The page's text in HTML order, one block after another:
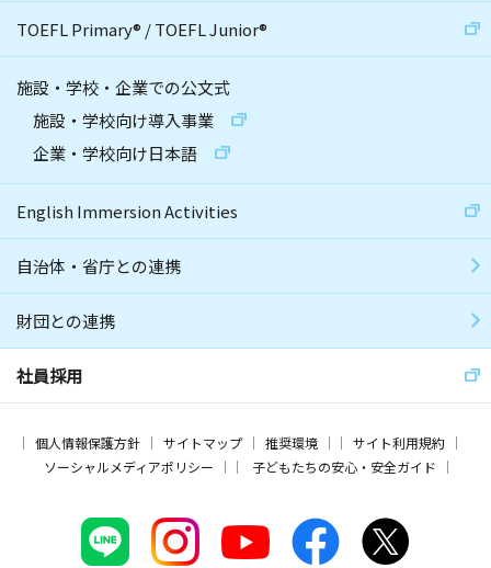
TOEFL Primary® /TOEFL Junior®
施設・学校・企業での公文式
施設・学校向け導入事業
企業・学校向け日本語
English Immersion Activities
自治体・省庁との連携
財団との連携
社員採用
個人情報保護方針 サイトマップ 推奨環境
サイト利用規約
ソーシャルメディアポリシー
子どもたちの安心・安全ガイド